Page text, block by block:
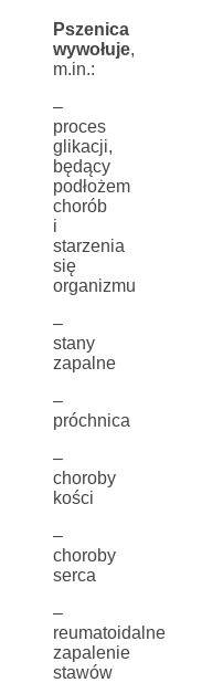
Pszenica
wywołuje,
m.in.:
–
proces
glikacji,
będący
podłożem
chorób
i
starzenia
się
organizmu
–
stany
zapalne
–
próchnica
–
choroby
kości
–
choroby
serca
–
reumatoidalne
zapalenie
stawów